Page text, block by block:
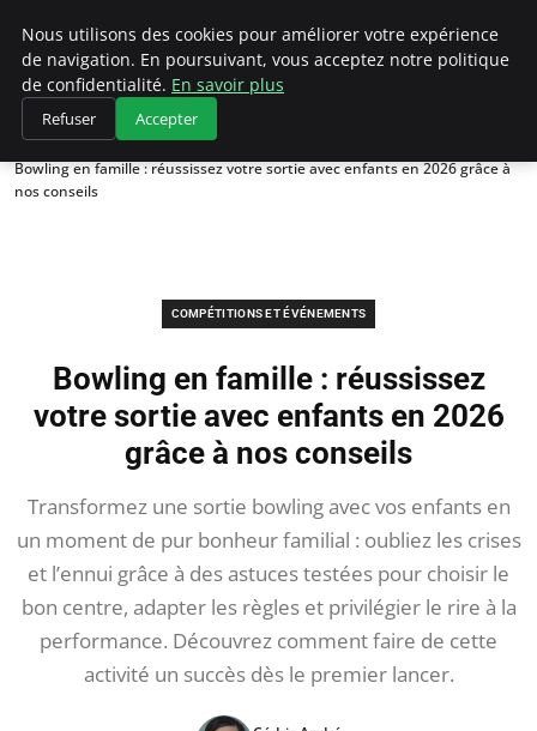
Bowling La Rosiere
Accueil
Compétitions et Événements
Bowling en famille : réussissez votre sortie avec enfants en 2026 grâce à
nos conseils
COMPÉTITIONS ET ÉVÉNEMENTS
Bowling en famille : réussissez
votre sortie avec enfants en 2026
grâce à nos conseils
Transformez une sortie bowling avec vos enfants en
un moment de pur bonheur familial : oubliez les crises
et l’ennui grâce à des astuces testées pour choisir le
bon centre, adapter les règles et privilégier le rire à la
performance. Découvrez comment faire de cette
activité un succès dès le premier lancer.
Nous utilisons des cookies pour améliorer votre expérience
de navigation. En poursuivant, vous acceptez notre politique
de confidentialité. En savoir plus
Refuser Accepter